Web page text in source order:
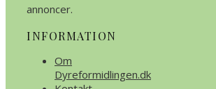
annoncer.
INFORMATION
Om
Dyreformidlingen.dk